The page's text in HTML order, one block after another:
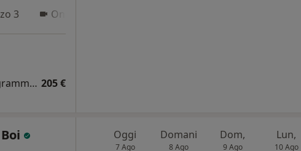
3 Online
Visita cardiologica + elettrocardiogramma + ecocardiocolordoppler 205 €
Oggi
7 Ago
Domani
8 Ago
Dom,
9 Ago
Lun,
10 Ago